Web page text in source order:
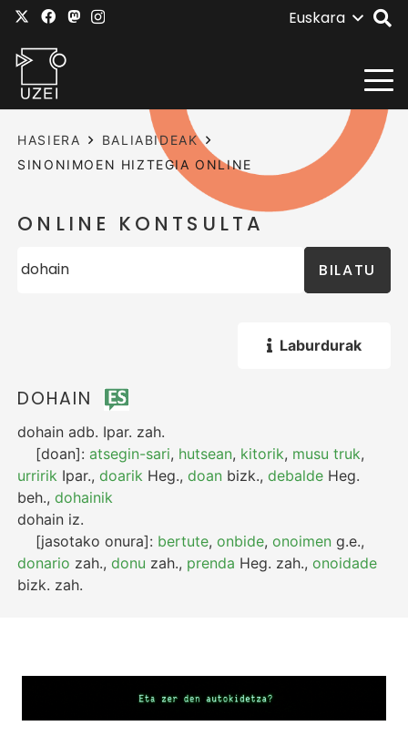
Euskara
HASIERA
BALIABIDEAK
SINONIMOEN HIZTEGIA ONLINE
ONLINE KONTSULTA
BILATU
Laburdurak
DOHAIN
dohain adb. Ipar. zah.
[doan]:atsegin-sari, hutsean, kitorik, musu truk,
urririk Ipar.,doarik Heg.,doan bizk.,debalde Heg.
beh.,dohainik
dohain iz.
[jasotako onura]: bertute,onbide,onoimen g.e.,
donario zah.,donu zah., prenda Heg. zah.,onoidade
bizk. zah.